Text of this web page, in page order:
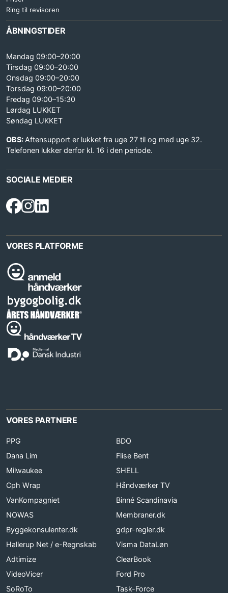
Ring til revisoren
ÅBNINGSTIDER
Mandag 09:00–20:00
Tirsdag 09:00–20:00
Onsdag 09:00–20:00
Torsdag 09:00–20:00
Fredag 09:00–15:30
Lørdag LUKKET
Søndag LUKKET
OBS: Aftensupport er lukket fra uge 27 til og med uge 32.
Telefonen lukker derfor kl. 16 i den periode.
SOCIALE MEDIER
VORES PLATFORME
VORES PARTNERE
PPG
BDO
Dana Lim
Flise Bent
Milwaukee
SHELL
Cph Wrap
Håndværker TV
VanKompagniet
Binné Scandinavia
NOWAS
Membraner.dk
Byggekonsulenter.dk
gdpr-regler.dk
Hallerup Net / e-Regnskab
Visma DataLøn
Adtimize
ClearBook
VideoVicer
Ford Pro
SoRoTo
Task-Force